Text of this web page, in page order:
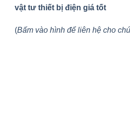
vật tư thiết bị điện giá tốt
(Bấm vào hình để liên hệ cho